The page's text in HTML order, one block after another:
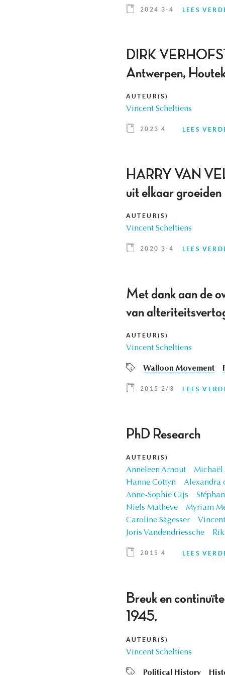
2024 3-4 LEES
DIRK
Antwerpen,
AUTEUR(S)
Vincent Scheltiens
2023 4 LEES
HARRY VAN
uit elkaar
AUTEUR(S)
Vincent Scheltiens
2020 3-4 LEES
Met dank aan de
van
AUTEUR(S)
Vincent Scheltiens
Walloon Movement
2015 2/3 LEES
PhD Research
AUTEUR(S)
Anneleen Arnout
Michaël
Hanne Cottyn
Alexandra
Anne-Sophie Gijs
Niels Matheve
Myriam
Caroline Sägesser
Joris Vandendriessche
2015 4 LEES
Breuk en
1945.
AUTEUR(S)
Vincent Scheltiens
Political History